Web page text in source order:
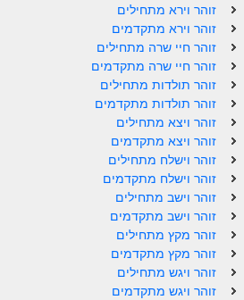
ספר הזוהר תולדות מתקדמים
ספר הזוהר ויצא מתחילים
ספר הזוהר ויצא מתקדמים
ספר הזוהר וישלח מתחילים
הזוהר הקדוש וישלח מתקדמים
הזוהר הקדוש וישב מתחילים
הזוהר הקדוש וישב מתקדמים
הזוהר הקדוש מקץ מתחילים
הזוהר הקדוש מקץ מתקדמים
זוהר וירא מתחילים
זוהר וירא מתקדמים
זוהר חיי שרה מתחילים
זוהר חיי שרה מתקדמים
זוהר תולדות מתחילים
זוהר תולדות מתקדמים
זוהר ויצא מתחילים
זוהר ויצא מתקדמים
זוהר וישלח מתחילים
זוהר וישלח מתקדמים
זוהר וישב מתחילים
זוהר וישב מתקדמים
זוהר מקץ מתחילים
זוהר מקץ מתקדמים
זוהר ויגש מתחילים
זוהר ויגש מתקדמים